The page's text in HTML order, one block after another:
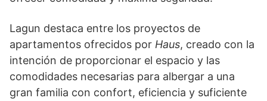
Lagun destaca entre los proyectos de
apartamentos ofrecidos por Haus, creado con la
intención de proporcionar el espacio y las
comodidades necesarias para albergar a una
gran familia con confort, eficiencia y suficiente